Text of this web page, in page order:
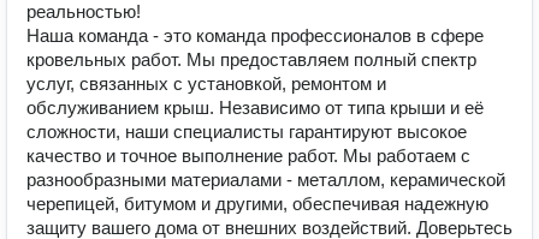
реальностью!
Наша команда - это команда профессионалов в сфере
кровельных работ. Мы предоставляем полный спектр
услуг, связанных с установкой, ремонтом и
обслуживанием крыш. Независимо от типа крыши и её
сложности, наши специалисты гарантируют высокое
качество и точное выполнение работ. Мы работаем с
разнообразными материалами - металлом, керамической
черепицей, битумом и другими, обеспечивая надежную
защиту вашего дома от внешних воздействий. Доверьтесь